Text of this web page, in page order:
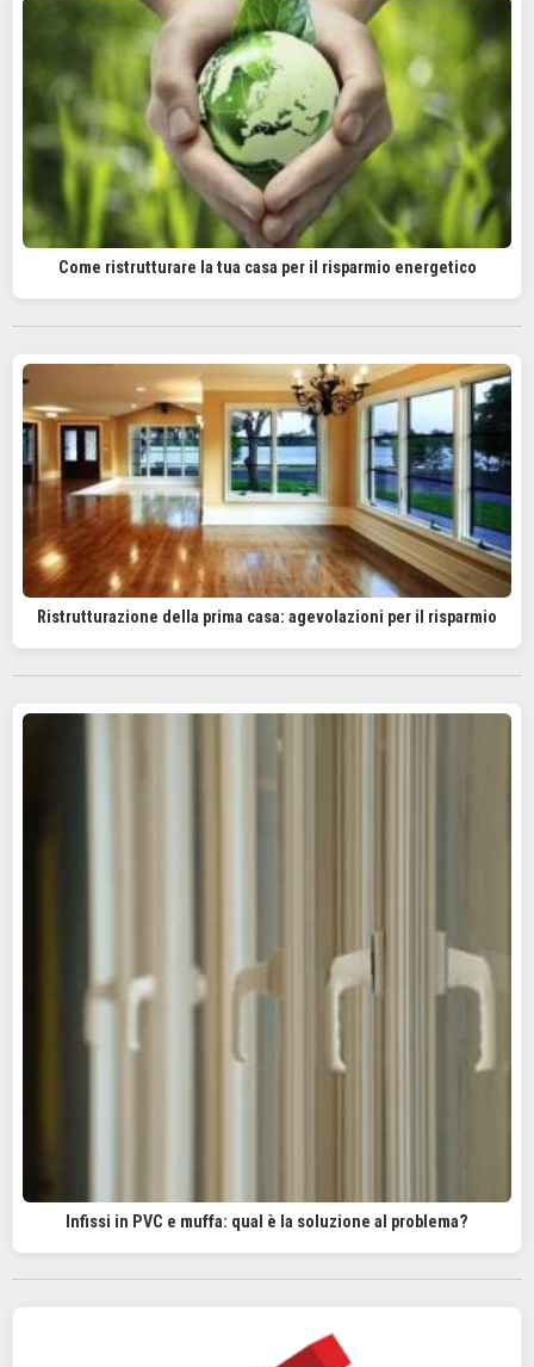
Come ristrutturare la tua casa per il risparmio energetico
Ristrutturazione della prima casa: agevolazioni per il risparmio
Infissi in PVC e muffa: qual è la soluzione al problema?